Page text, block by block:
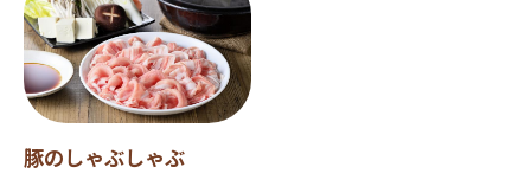
豚のしゃぶしゃぶ